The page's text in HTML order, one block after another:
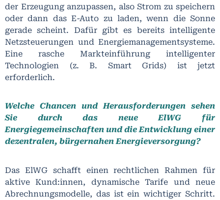
der Erzeugung anzupassen, also Strom zu speichern
oder dann das E-Auto zu laden, wenn die Sonne
gerade scheint. Dafür gibt es bereits intelligente
Netzsteuerungen und Energiemanagementsysteme.
Eine rasche Markteinführung intelligenter
Technologien (z. B. Smart Grids) ist jetzt
erforderlich.
Welche Chancen und Herausforderungen sehen
Sie durch das neue ElWG für
Energiegemeinschaften und die Entwicklung einer
dezentralen, bürgernahen Energieversorgung?
Das ElWG schafft einen rechtlichen Rahmen für
aktive Kund:innen, dynamische Tarife und neue
Abrechnungsmodelle, das ist ein wichtiger Schritt.